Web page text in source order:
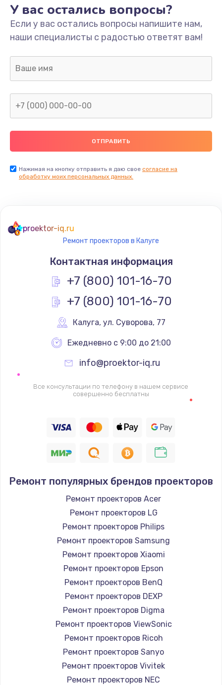
995 руб.
Заказать
Замена шлейфа матрицы
2600 руб.
Замена видеочипа
Ремонт разъема питания
745 руб.
Заказать
Замена видеокарты
1600 руб.
Заказать
Ремонт цепей питания
2500 руб.
750 руб.
Заказать
Установка драйверов
725 руб.
Замена вебкамеры
Заказать
Ремонт петель крышки
990 руб.
Заказать
Настройка Wi-Fi
1030 руб.
Заказать
У вас остались вопросы?
Если у вас остались вопросы напишите нам,
наши специалисты с радостью ответят вам!
Нажимая на кнопку отправить я даю свое согласие на
обработку моих персональных данных.
proektor-iq.ru
Ремонт проекторов в Калуге
Контактная информация
+7 (800) 101-16-70
+7 (800) 101-16-70
Калуга, ул. Суворова, 77
Ежедневно с 9:00 до 21:00
info@proektor-iq.ru
Все консультации по телефону в нашем сервисе
совершенно бесплатны
Ремонт популярных брендов проекторов
Ремонт проекторов Acer
Ремонт проекторов LG
Ремонт проекторов Philips
Ремонт проекторов Samsung
Ремонт проекторов Xiaomi
Ремонт проекторов Epson
Ремонт проекторов BenQ
Ремонт проекторов DEXP
Ремонт проекторов Digma
Ремонт проекторов ViewSonic
Ремонт проекторов Ricoh
Ремонт проекторов Sanyo
Ремонт проекторов Vivitek
Ремонт проекторов NEC